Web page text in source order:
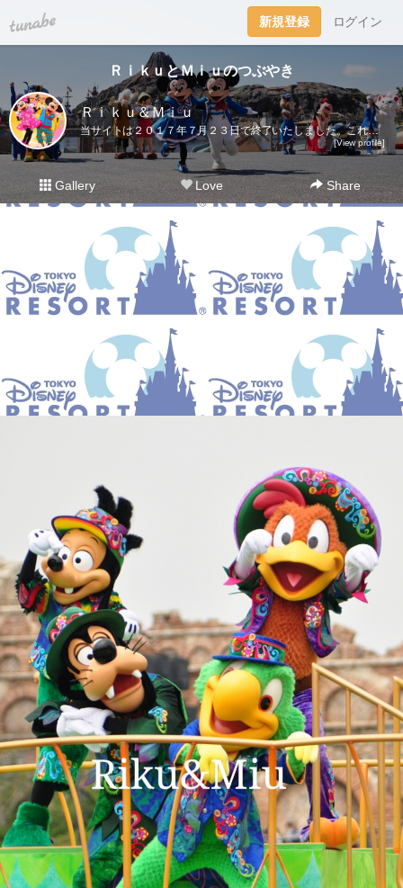
tuna.be 新規登録 ログイン
ＲｉｋｕとＭｉｕのつぶやき
Ｒｉｋｕ＆Ｍｉｕ
当サイトは２０１７年７月２３日で終了いたしました。これまでご愛読いただき、ありがとうございました。ディズニー大好き夫婦のＲｉｋｕ＆Ｍｉｕです。日々の他愛も無いことを呟きます。＜管理人＞Ｒｉｋｕ（夫）→妻の影響でディズニー好きになったにわかファンＭｉｕ（妻）→子供の頃から根っからのディズニー好きＤｉｓｎｅｙ Ｄｒｅａｍｓhttp://waltdisneymagic.blog135.fc2.com/２０１２年３月までＲｉｋｕ＆Ｍｉｕが運営していたディズニーブログです。
[View profile]
Gallery Love Share